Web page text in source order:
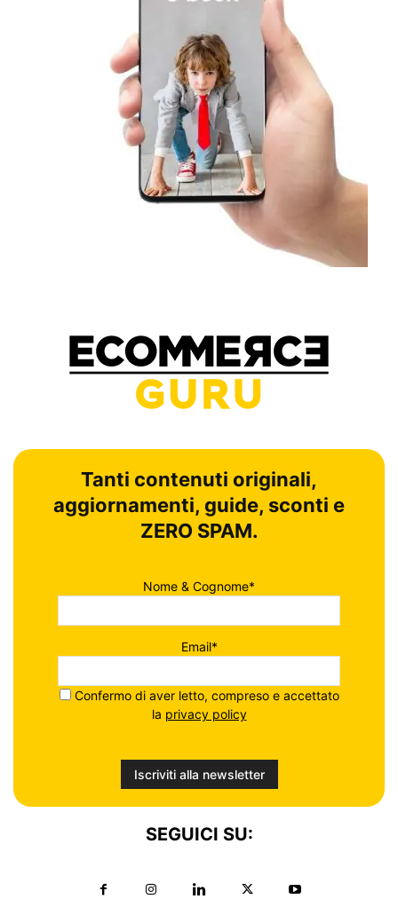
Tanti contenuti originali,
aggiornamenti, guide, sconti e
ZERO SPAM.
Nome & Cognome*
Email*
Confermo di aver letto, compreso e accettato
la privacy policy
SEGUICI SU: